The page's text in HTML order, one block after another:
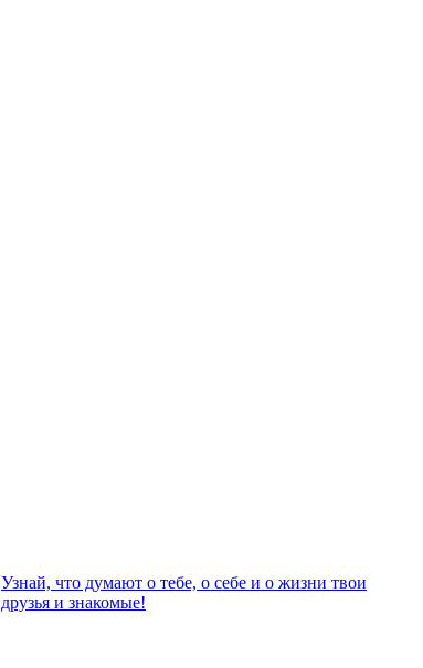
Узнай, что думают о тебе, о себе и о жизни твои
друзья и знакомые!